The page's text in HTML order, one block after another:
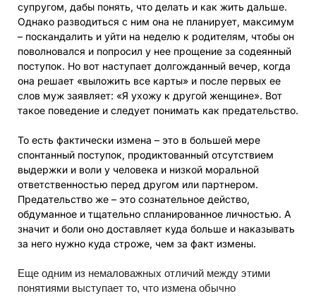
супругом, дабы понять, что делать и как жить дальше.
Однако разводиться с ним она не планирует, максимум
– поскандалить и уйти на неделю к родителям, чтобы он
поволновался и попросил у нее прощение за содеянный
поступок. Но вот наступает долгожданный вечер, когда
она решает «выложить все карты» и после первых ее
слов муж заявляет: «Я ухожу к другой женщине». Вот
такое поведение и следует понимать как предательство.
То есть фактически измена – это в большей мере
спонтанный поступок, продиктованный отсутствием
выдержки и воли у человека и низкой моральной
ответственностью перед другом или партнером.
Предательство же – это сознательное действо,
обдуманное и тщательно спланированное личностью. А
значит и боли оно доставляет куда больше и наказывать
за него нужно куда строже, чем за факт измены.
Еще одним из немаловажных отличий между этими
понятиями выступает то, что измена обычно